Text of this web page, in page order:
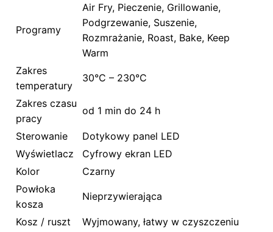
Programy
Air Fry, Pieczenie, Grillowanie,
Podgrzewanie, Suszenie,
Rozmrażanie, Roast, Bake, Keep
Warm
Zakres
temperatury
30°C – 230°C
Zakres czasu
pracy
od 1 min do 24 h
Sterowanie
Dotykowy panel LED
Wyświetlacz
Cyfrowy ekran LED
Kolor
Czarny
Powłoka
kosza
Nieprzywierająca
Kosz / ruszt
Wyjmowany, łatwy w czyszczeniu